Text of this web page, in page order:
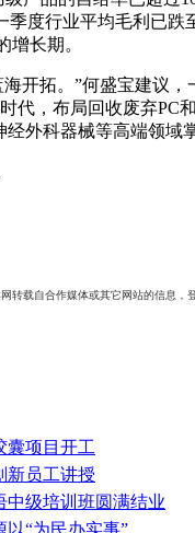
季度行业平均毛利已
长期。
开拓。”何盛宝建议
代，布局回收废弃PC
外科器械等高端领域
载自合作媒体或其它网站的信息
囊项目开工
新员工讲授
中级培训班圆满结业
以“为民办实事”